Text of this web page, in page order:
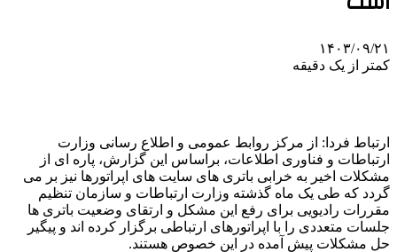
۱۴۰۳/۰۹/۲۱
کمتر از یک دقیقه
ارتباط فردا: از مرکز روابط عمومی و اطلاع رسانی وزارت
ارتباطات و فناوری اطلاعات، براساس این گزارش، پاره ای از
مشکلات اخیر به خرابی باتری های سایت های اپراتورها نیز بر می
گردد که طی یک ماه گذشته وزارت ارتباطات و سازمان تنظیم
مقررات رادیویی برای رفع این مشکل و ارتقای وضعیت باتری ها
جلسات متعددی را با اپراتورهای ارتباطی برگزار کرده اند و پیگیر
حل مشکلات پیش آمده در این خصوص هستند.